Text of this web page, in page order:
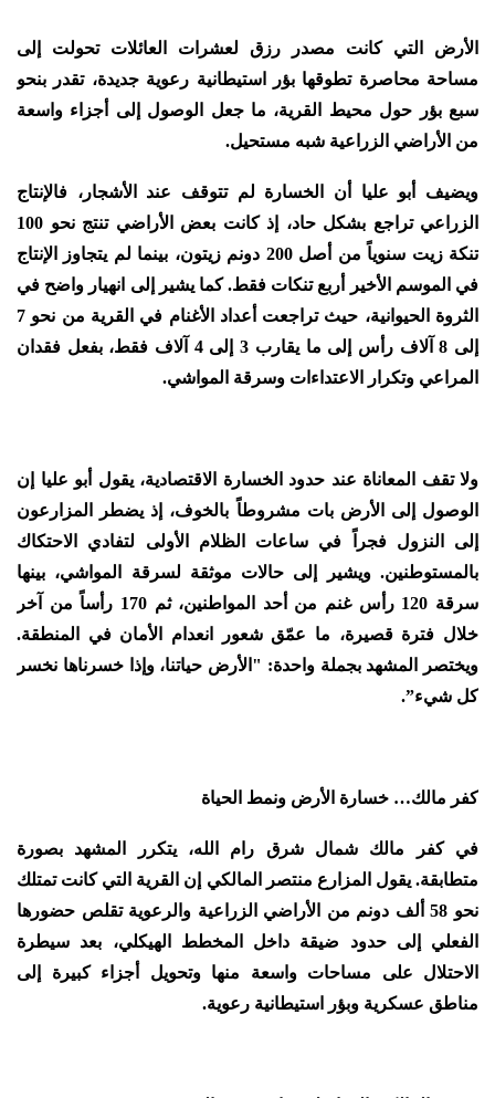
الأرض التي كانت مصدر رزق لعشرات العائلات تحولت إلى
مساحة محاصرة تطوقها بؤر استيطانية رعوية جديدة، تقدر بنحو
سبع بؤر حول محيط القرية، ما جعل الوصول إلى أجزاء واسعة
من الأراضي الزراعية شبه مستحيل.
ويضيف أبو عليا أن الخسارة لم تتوقف عند الأشجار، فالإنتاج
الزراعي تراجع بشكل حاد، إذ كانت بعض الأراضي تنتج نحو 100
تنكة زيت سنوياً من أصل 200 دونم زيتون، بينما لم يتجاوز الإنتاج
في الموسم الأخير أربع تنكات فقط. كما يشير إلى انهيار واضح في
الثروة الحيوانية، حيث تراجعت أعداد الأغنام في القرية من نحو 7
إلى 8 آلاف رأس إلى ما يقارب 3 إلى 4 آلاف فقط، بفعل فقدان
المراعي وتكرار الاعتداءات وسرقة المواشي.
ولا تقف المعاناة عند حدود الخسارة الاقتصادية، يقول أبو عليا إن
الوصول إلى الأرض بات مشروطاً بالخوف، إذ يضطر المزارعون
إلى النزول فجراً في ساعات الظلام الأولى لتفادي الاحتكاك
بالمستوطنين. ويشير إلى حالات موثقة لسرقة المواشي، بينها
سرقة 120 رأس غنم من أحد المواطنين، ثم 170 رأساً من آخر
خلال فترة قصيرة، ما عمّق شعور انعدام الأمان في المنطقة.
ويختصر المشهد بجملة واحدة: "الأرض حياتنا، وإذا خسرناها نخسر
كل شيء”.
كفر مالك… خسارة الأرض ونمط الحياة
في كفر مالك شمال شرق رام الله، يتكرر المشهد بصورة
متطابقة. يقول المزارع منتصر المالكي إن القرية التي كانت تمتلك
نحو 58 ألف دونم من الأراضي الزراعية والرعوية تقلص حضورها
الفعلي إلى حدود ضيقة داخل المخطط الهيكلي، بعد سيطرة
الاحتلال على مساحات واسعة منها وتحويل أجزاء كبيرة إلى
مناطق عسكرية وبؤر استيطانية رعوية.